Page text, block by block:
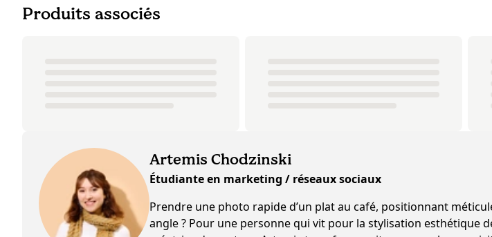
Produits associés
Artemis Chodzinski
Étudiante en marketing / réseaux sociaux
Prendre une photo rapide d’un plat au café, positionnant
angle ? Pour une personne qui vit pour la stylisation esthétique